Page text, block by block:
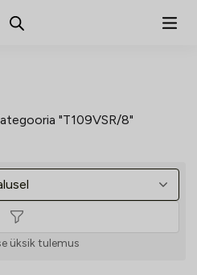
"T109VSR/8"
üksik tulemus